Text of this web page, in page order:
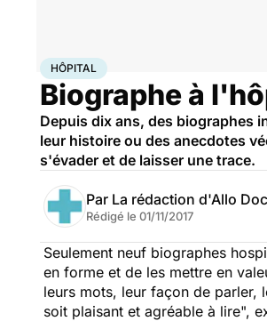
AccueilSantéSociété
HÔPITAL
Biographe à
Depuis dix ans, des biographes
leur histoire ou des anecdotes
s'évader et de laisser une trace.
Par La rédaction d'Allo
Rédigé le 01/11/2017
Seulement neuf biographes
en forme et de les mettre en
leurs mots, leur façon de parler,
soit plaisant et agréable à lire",